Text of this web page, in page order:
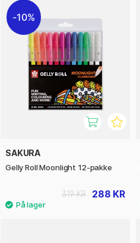
10%
SAKURA
Gelly Roll Moonlight 12-pakke
288 KR
319 KR